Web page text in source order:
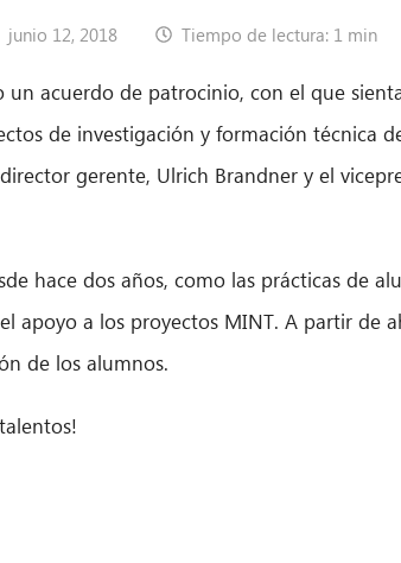
junio 12, 2018 Tiempo de lectura: 1 min
un acuerdo de patrocinio, con el que
de investigación y formación técnica
gerente, Ulrich Brandner y el
hace dos años, como las prácticas de
apoyo a los proyectos MINT. A partir de
de los alumnos.